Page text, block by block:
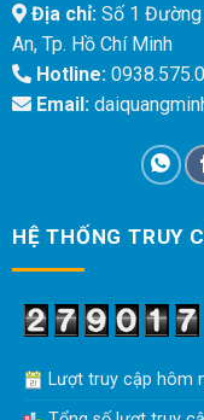
Địa chỉ:Số 1 Đường
An, Tp. Hồ Chí Minh
Hotline:
Email:
HỆ THỐNG TRUY
Lượt truy cập hôm